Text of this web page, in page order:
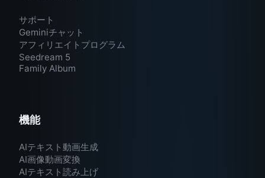
サポート
Geminiチャット
アフィリエイトプログラム
Seedream 5
Family Album
機能
AIテキスト動画生成
AI画像動画変換
AIテキスト読み上げ